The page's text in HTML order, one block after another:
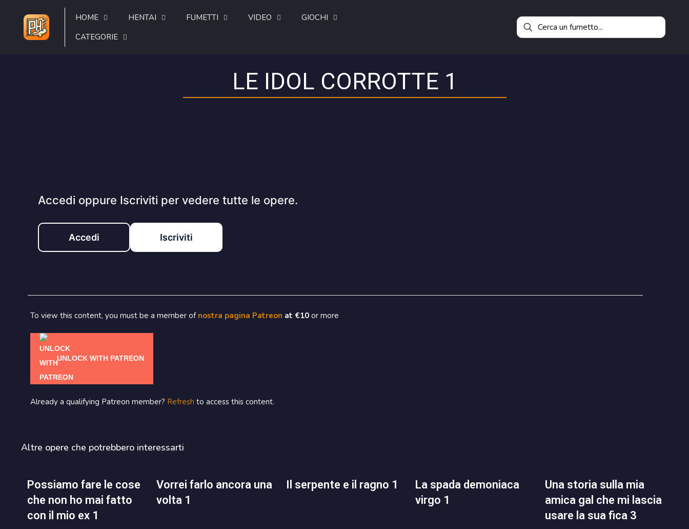
HOME HENTAI FUMETTI VIDEO
GIOCHI
CATEGORIE
LE IDOL CORROTTE 1
Accedi oppure Iscriviti per vedere tutte le opere.
Accedi Iscriviti
To view this content, you must be a member of nostra pagina Patreon at €10 or more
UNLOCK WITH PATREON
Already a qualifying Patreon member? Refresh to access this content.
Altre opere che potrebbero interessarti
possiamo fare le cose
che non ho mai fatto
con il mio ex 1
vorrei farlo ancora una
volta 1
il serpente e il ragno 1
la spada demoniaca
virgo 1
una storia sulla mia
amica gal che mi lascia
usare la sua fica 3